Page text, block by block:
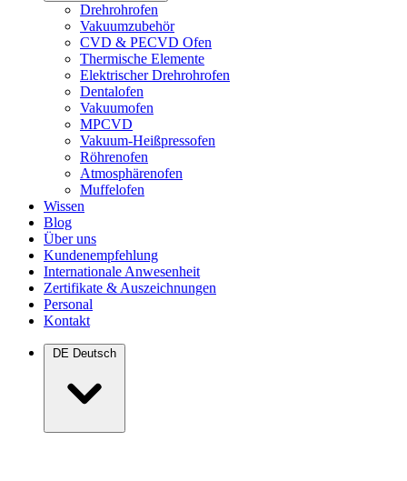
Drehrohrofen
Vakuumzubehör
CVD & PECVD Ofen
Thermische Elemente
Elektrischer Drehrohrofen
Dentalofen
Vakuumofen
MPCVD
Vakuum-Heißpressofen
Röhrenofen
Atmosphärenofen
Muffelofen
Wissen
Blog
Über uns
Kundenempfehlung
Internationale Anwesenheit
Zertifikate & Auszeichnungen
Personal
Kontakt
DE Deutsch